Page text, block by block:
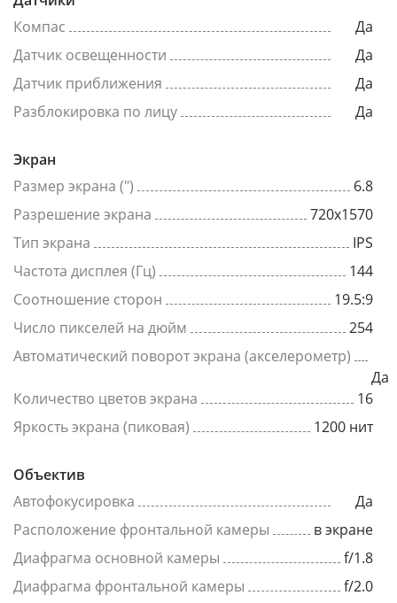
Компас
Да
Датчик освещенности
Да
Датчик приближения
Да
Разблокировка по лицу
Да
Экран
Размер экрана (")
6.8
Разрешение экрана
720x1570
Тип экрана
IPS
Частота дисплея (Гц)
144
Соотношение сторон
19.5:9
Число пикселей на дюйм
254
Автоматический поворот экрана (акселерометр)
Да
Количество цветов экрана
16
Яркость экрана (пиковая)
1200 нит
Объектив
Автофокусировка
Да
Расположение фронтальной камеры
в экране
Диафрагма основной камеры
f/1.8
Диафрагма фронтальной камеры
f/2.0